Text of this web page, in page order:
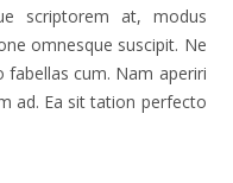
scriptorem at, modus
omnesque suscipit. Ne
fabellas cum. Nam aperiri
ad. Ea sit tation perfecto